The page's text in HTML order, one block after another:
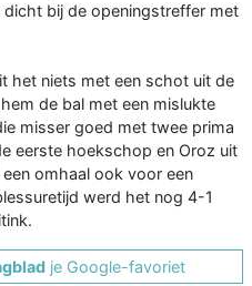
bij de openingstreffer met
het niets met een schot uit de
de bal met een mislukte
misser goed met twee prima
eerste hoekschop en Oroz uit
omhaal ook voor een
werd het nog 4-1
je Google-favoriet